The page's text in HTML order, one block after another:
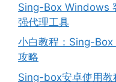
Sing-Box Windows
强代理工具
小白教程：Sing-
攻略
Sing-box安卓使用教